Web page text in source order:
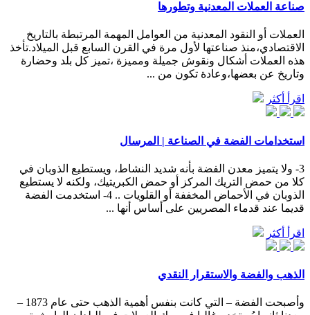
صناعة العملات المعدنية وتطورها
العملات أو النقود المعدنية من العوامل المهمة المرتبطة بالتاريخ
الاقتصادي،منذ صناعتها لأول مرة في القرن السابع قبل الميلاد.تأخذ
هذه العملات أشكال ونقوش جميلة ومميزة ،تميز كل بلد وحضارة
وتاريخ عن بعضها،وعادة تكون من ...
اقرأ أكثر
استخدامات الفضة في الصناعة | المرسال
3- ولا يتميز معدن الفضة بأنه شديد النشاط، ويستطيع الذوبان في
كلا من حمض التريك المركز أو حمض الكبريتيك، ولكنه لا يستطيع
الذوبان في الأحماض المخففة أو القلويات .. 4- استخدمت الفضة
قديما عند قدماء المصريين على أساس أنها ...
اقرأ أكثر
الذهب والفضة والاستقرار النقدي
وأصبحت الفضة – التي كانت بنفس أهمية الذهب حتى عام 1873 –